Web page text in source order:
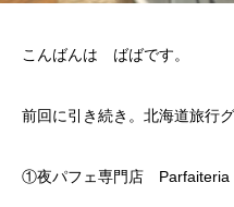
こんばんは ばばです。
前回に引き続き。北海道旅行
①夜パフェ専門店 Parfaiteria